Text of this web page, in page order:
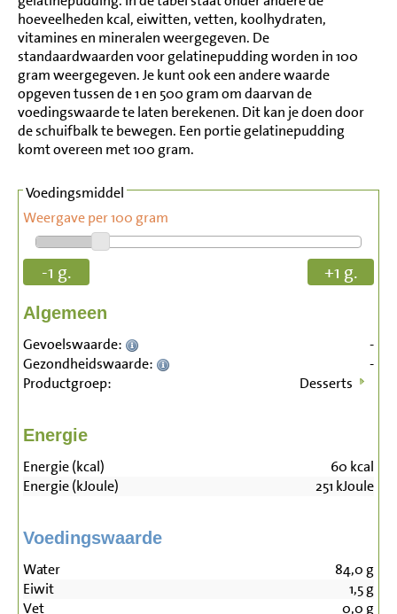
hoeveelheden kcal, eiwitten, vetten, koolhydraten,
vitamines en mineralen weergegeven. De
standaardwaarden voor gelatinepudding worden in 100
gram weergegeven. Je kunt ook een andere waarde
opgeven tussen de 1 en 500 gram om daarvan de
voedingswaarde te laten berekenen. Dit kan je doen door
de schuifbalk te bewegen. Een portie gelatinepudding
komt overeen met 100 gram.
Voedingsmiddel
Weergave per 100 gram
-1 g. +1 g.
Algemeen
Gevoelswaarde:
-
Gezondheidswaarde:
-
Productgroep:
Desserts
Energie
Energie (kcal) 60 kcal
Energie (kJoule)
251 kJoule
Voedingswaarde
Water 84,0 g
Eiwit
1,5g
Vet
0,0 g